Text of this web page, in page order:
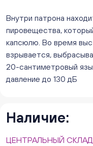
В наличии
Слава. Копейск,
8/1, ТЦ "Слава")
ежедневно с 10:00
Слон. Миасс,
Нет в наличии
ежедневно с 10:00
Внутри патрона
пировещества,
капсюлю. Во время
взрывается,
20-сантиметровый
давление до 130 дБ
Наличие:
ЦЕНТРАЛЬНЫЙ СКЛАД